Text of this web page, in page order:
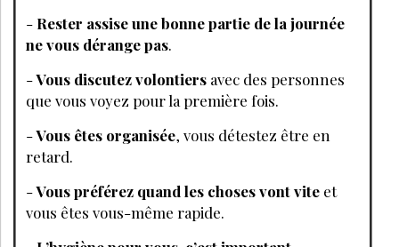
- Rester assise une bonne partie de la journée
ne vous dérange pas.
-Vous discutez volontiers avec des personnes
que vous voyez pour la première fois.
-Vous êtes organisée, vous détestez être en
retard.
-Vous préférez quand les choses vont vite et
vous êtes vous-même rapide.